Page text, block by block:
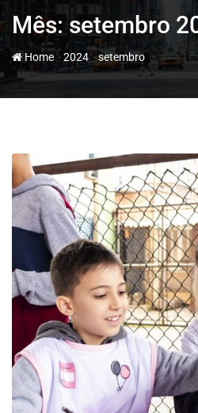
Mês: setembro
Home-2024-setembro